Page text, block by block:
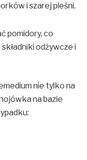
i szarej pleśni.
pomidory, co
odżywcze i
nie tylko na
na bazie